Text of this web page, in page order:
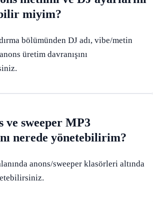
miyim?
bölümünden DJ adı, vibe/metin
üretim davranışını
ve sweeper MP3
nerede yönetebilirim?
anons/sweeper klasörleri altında